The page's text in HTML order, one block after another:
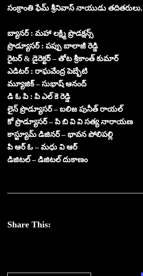
సంక్రాంతి ఫేమ్ శ్రీనివాస్ నాయుడు తదితరులు.
బ్యానర్ : మహా లక్ష్మి ప్రొడక్షన్స్
ప్రొడ్యూసర్ : పప్పు బాలాజీ రెడ్డి
రైటర్ & డైరెక్టర్ – తోట శ్రీకాంత్ కుమార్
ఎడిటర్ : రాఘవేంద్ర పెబ్బేటి
మ్యూజిక్ – సుభాష్ ఆనంద్
డి ఓ పి : పి ఎల్ కె రెడ్డి
లైన్ ప్రొడ్యూసర్ – బలిజ పునీత్ రాయల్
కో ప్రొడ్యూసర్ – పి బి వి వి సత్య నారాయణ
కాస్ట్యూమ్ డిజినర్ – భావన పోలిపల్లి
పి ఆర్ ఓ – మధు వి ఆర్
డిజిటల్ – డిజిటల్ దుకాణం
Share This: